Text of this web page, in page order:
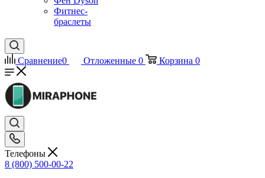
Фитнес-
браслеты
Сравнение0 Отложенные 0 Корзина 0
Телефоны
8 (800) 500-00-22